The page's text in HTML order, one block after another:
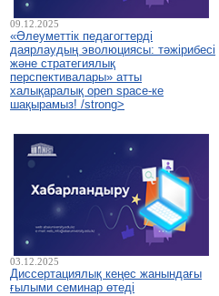
09.12.2025
«Әлеуметтік педагогтерді
даярлаудың эволюциясы: тәжірибесі
және стратегиялық
перспективалары» атты
халықаралық open space-ке
шақырамыз! /strong>
03.12.2025
Диссертациялық кеңес жанындағы
ғылыми семинар өтеді